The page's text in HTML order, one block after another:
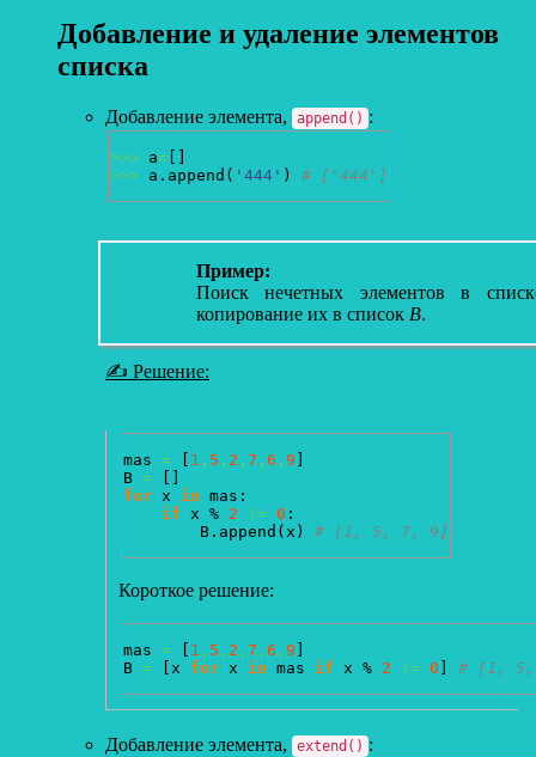
Добавление и удаление элементов
списка
Добавление элемента, append() :
>>> a=
>>> a. append ( '444' ) # ['444']
Пример:
Поиск нечетных элементов в
копирование их в список B.
✍ Решение:
mas = 1 , 5 , 2 , 7 , 6 , 9
B =
for x in mas:
if x % 2 != 0 :
        B.
append ( x ) # [1, 5, 7, 9]
Короткое решение:
mas = 1 , 5 , 2 , 7 , 6 , 9
B = x for x in mas if x % 2 != 0 # [1,
Добавление элемента, extend() :